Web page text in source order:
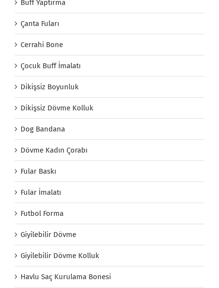
Buff Yaptırma
Çanta Fuları
Cerrahi Bone
Çocuk Buff İmalatı
Dikişsiz Boyunluk
Dikişsiz Dövme Kolluk
Dog Bandana
Dövme Kadın Çorabı
Fular Baskı
Fular İmalatı
Futbol Forma
Giyilebilir Dövme
Giyilebilir Dövme Kolluk
Havlu Saç Kurulama Bonesi